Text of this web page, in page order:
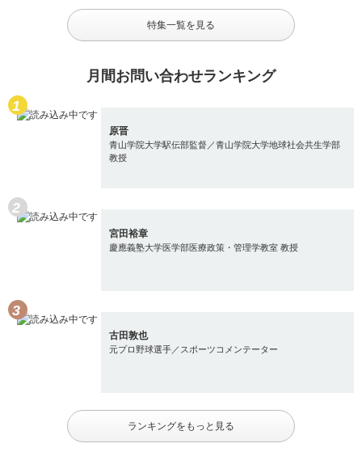
特集一覧を見る
月間お問い合わせランキング
原晋
青山学院大学駅伝部監督／青山学院大学地球社会共生学部
教授
宮田裕章
慶應義塾大学医学部医療政策・管理学教室 教授
古田敦也
元プロ野球選手／スポーツコメンテーター
ランキングをもっと見る